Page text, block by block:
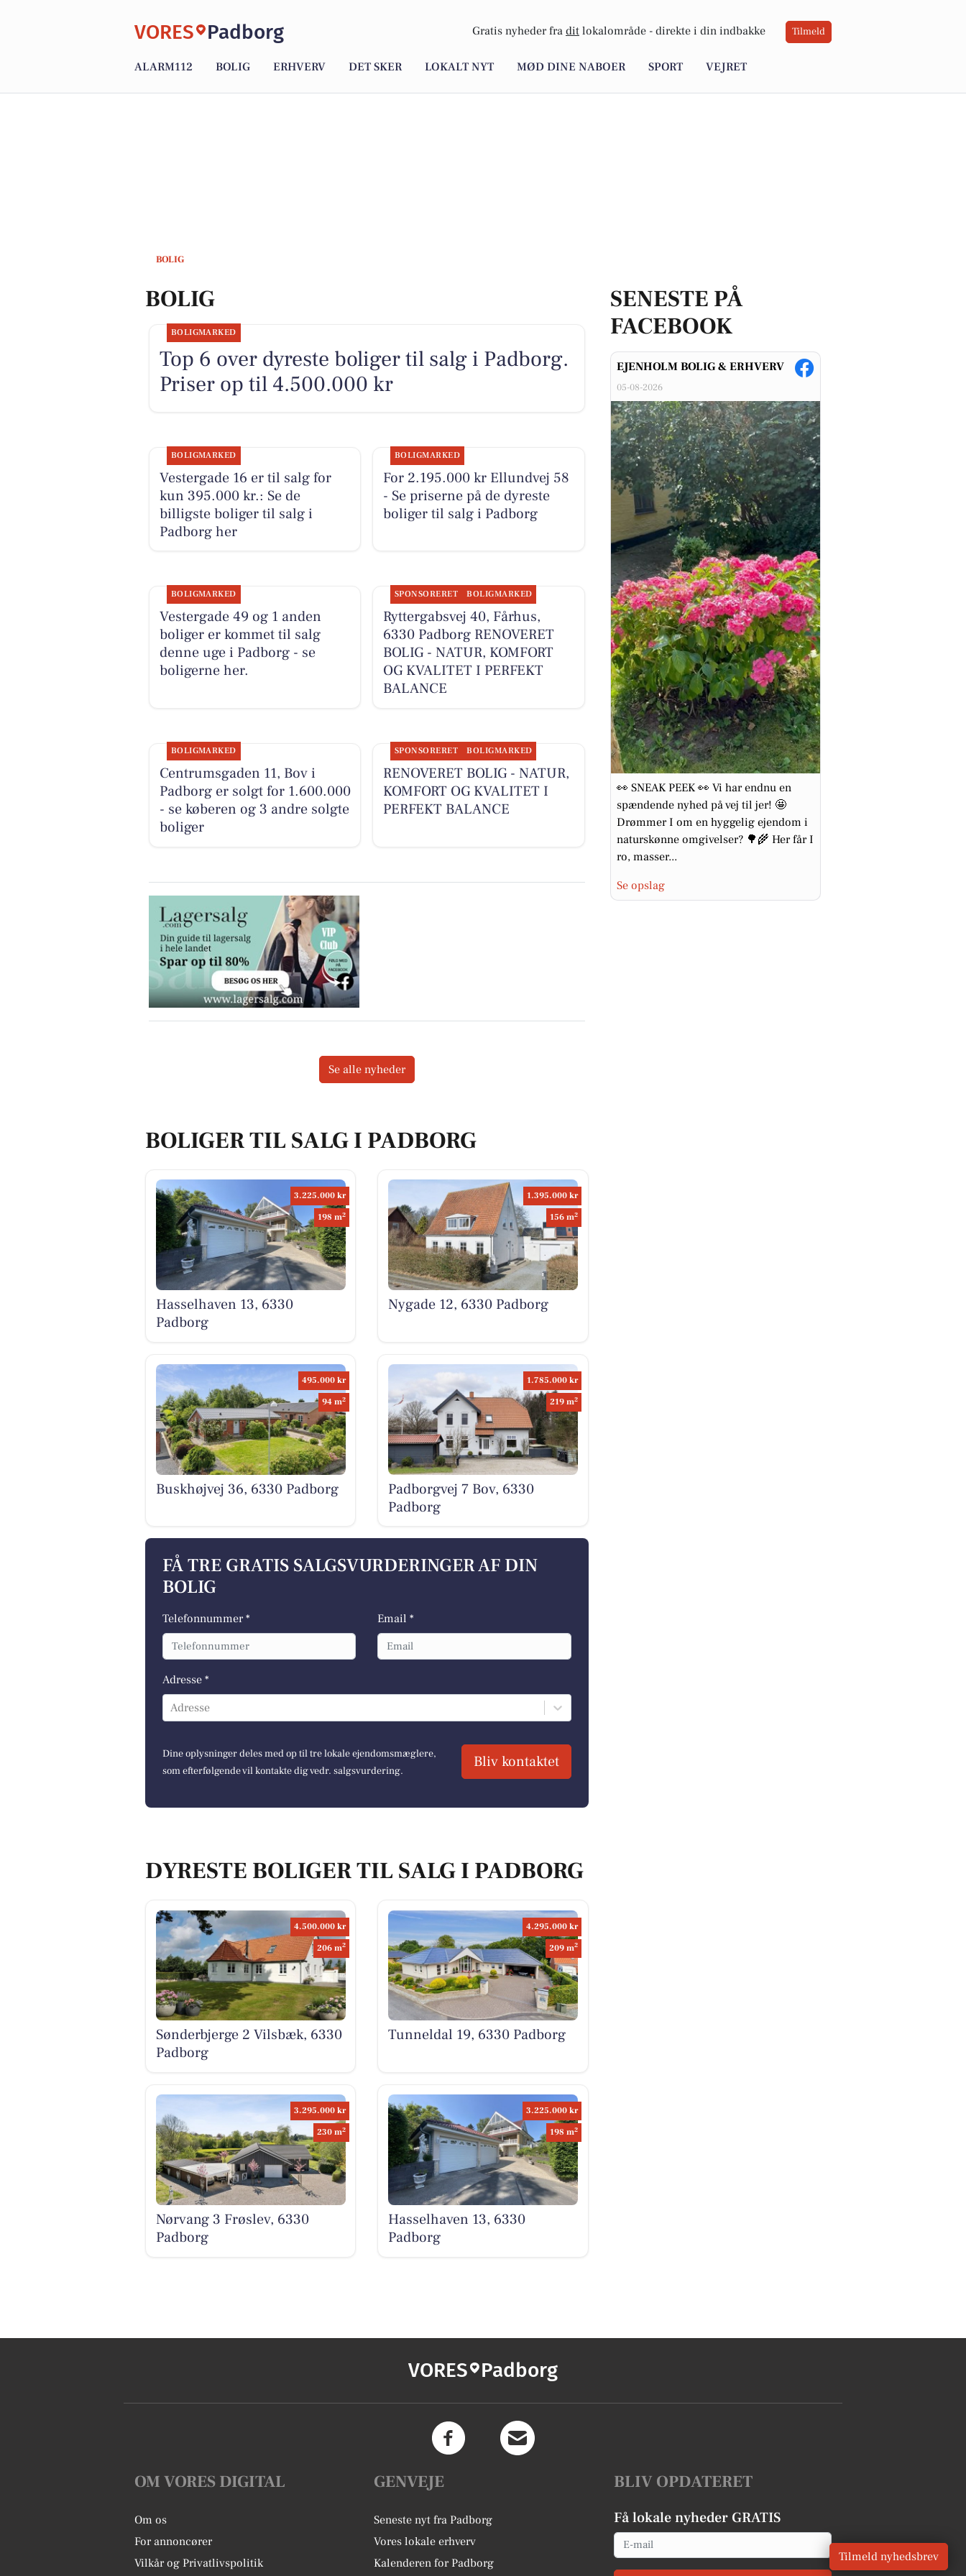
VORES Padborg Gratis nyheder fra dit lokalområde - direkte i din indbakke Tilmeld
ALARM112 BOLIG ERHVERV DET SKER LOKALT NYT MØD DINE NABOER SPORT VEJRET
BOLIG
SENESTE PÅ
FACEBOOK
EJENHOLM BOLIG & ERHVERV
05-08-2026
👀 SNEAK PEEK 👀 Vi har endnu en
spændende nyhed på vej til jer! 🤩
Drømmer I om en hyggelig ejendom i
naturskønne omgivelser? 🌳🌾 Her får I
ro, masser...
Se opslag
BOLIG
BOLIGMARKED
Top 6 over dyreste boliger til salg i Padborg.
Priser op til 4.500.000 kr
BOLIGMARKED
Vestergade 16 er til salg for
kun 395.000 kr.: Se de
billigste boliger til salg i
Padborg her
BOLIGMARKED
For 2.195.000 kr Ellundvej 58
- Se priserne på de dyreste
boliger til salg i Padborg
BOLIGMARKED
Vestergade 49 og 1 anden
boliger er kommet til salg
denne uge i Padborg - se
boligerne her.
SPONSORERET BOLIGMARKED
Ryttergabsvej 40, Fårhus,
6330 Padborg RENOVERET
BOLIG - NATUR, KOMFORT
OG KVALITET I PERFEKT
BALANCE
BOLIGMARKED
Centrumsgaden 11, Bov i
Padborg er solgt for 1.600.000
- se køberen og 3 andre solgte
boliger
SPONSORERET BOLIGMARKED
RENOVERET BOLIG - NATUR,
KOMFORT OG KVALITET I
PERFEKT BALANCE
Se alle nyheder
BOLIGER TIL SALG I PADBORG
3.225.000 kr
198 m2
Hasselhaven 13, 6330
Padborg
1.395.000 kr
156 m2
Nygade 12, 6330 Padborg
495.000 kr
94 m2
Buskhøjvej 36, 6330 Padborg
1.785.000 kr
219 m2
Padborgvej 7 Bov, 6330
Padborg
FÅ TRE GRATIS SALGSVURDERINGER AF DIN
BOLIG
Telefonnummer * Email *
Adresse *
Adresse
Dine oplysninger deles med op til tre lokale ejendomsmæglere,
som efterfølgende vil kontakte dig vedr. salgsvurdering.
Bliv kontaktet
DYRESTE BOLIGER TIL SALG I PADBORG
4.500.000 kr
206 m2
Sønderbjerge 2 Vilsbæk, 6330
Padborg
4.295.000 kr
209 m2
Tunneldal 19, 6330 Padborg
3.295.000 kr
230 m2
Nørvang 3 Frøslev, 6330
Padborg
3.225.000 kr
198 m2
Hasselhaven 13, 6330
Padborg
VORES Padborg
OM VORES DIGITAL
Om os
For annoncører
Vilkår og Privatlivspolitik
GENVEJE
Seneste nyt fra Padborg
Vores lokale erhverv
Kalenderen for Padborg
BLIV OPDATERET
Få lokale nyheder GRATIS
Email
Tilmeld nyhedsbrev